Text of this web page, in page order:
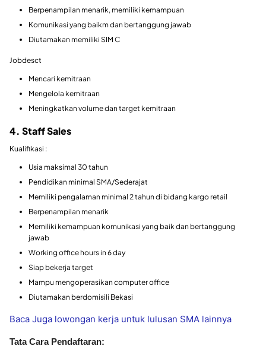
Berpenampilan menarik, memiliki kemampuan
Komunikasi yang baikm dan bertanggung jawab
Diutamakan memiliki SIM C
Jobdesct
Mencari kemitraan
Mengelola kemitraan
Meningkatkan volume dan target kemitraan
4. Staff Sales
Kualifikasi :
Usia maksimal 30 tahun
Pendidikan minimal SMA/Sederajat
Memiliki pengalaman minimal 2 tahun di bidang kargo retail
Berpenampilan menarik
Memiliki kemampuan komunikasi yang baik dan bertanggung
jawab
Working office hours in 6 day
Siap bekerja target
Mampu mengoperasikan computer office
Diutamakan berdomisili Bekasi
Baca Juga lowongan kerja untuk lulusan SMA lainnya
Tata Cara Pendaftaran: